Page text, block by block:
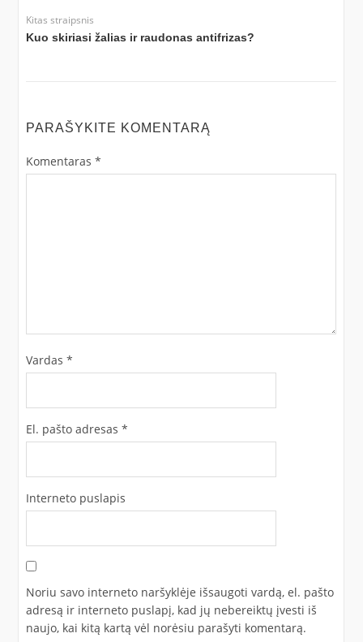
Kitas straipsnis
Kuo skiriasi žalias ir raudonas antifrizas?
PARAŠYKITE KOMENTARĄ
Komentaras *
Vardas *
El. pašto adresas *
Interneto puslapis
Noriu savo interneto naršyklėje išsaugoti vardą, el. pašto
adresą ir interneto puslapį, kad jų nebereiktų įvesti iš
naujo, kai kitą kartą vėl norėsiu parašyti komentarą.